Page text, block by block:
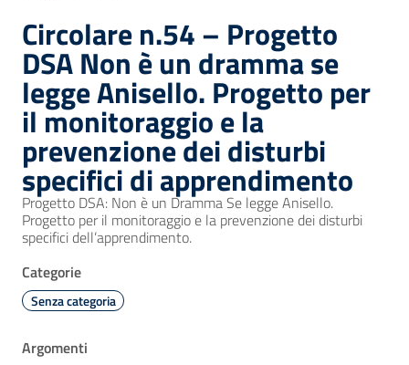
Circolare n.54 – Progetto
DSA Non è un dramma se
legge Anisello. Progetto per
il monitoraggio e la
prevenzione dei disturbi
specifici di apprendimento
Progetto DSA: Non è un Dramma Se legge Anisello.
Progetto per il monitoraggio e la prevenzione dei disturbi
specifici dell’apprendimento.
Categorie
Senza categoria
Argomenti